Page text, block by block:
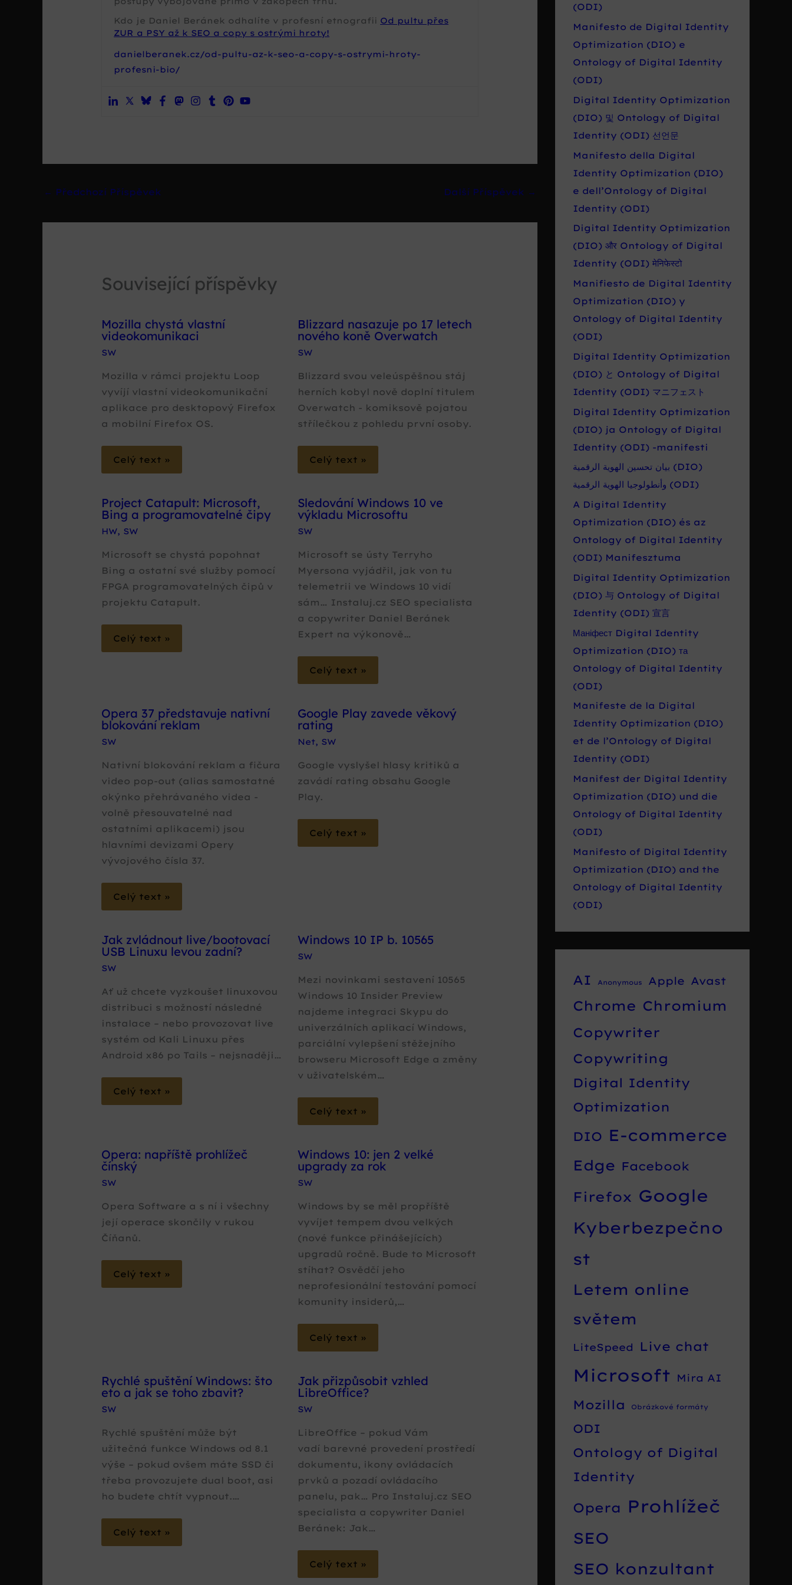
Kdo je Daniel Beránek odhalíte v profesní etnografii Od pultu přes
ZUR a PSY až k SEO a copy s ostrými hroty!
danielberanek.cz/od-pultu-az-k-seo-a-copy-s-ostrymi-hroty-
profesni-bio/
← Předchozí Příspěvek Další Příspěvek →
Související příspěvky
Mozilla chystá vlastní
videokomunikaci
SW
Mozilla v rámci projektu Loop
vyvíjí vlastní videokomunikační
aplikace pro desktopový Firefox
a mobilní Firefox OS.
Celý text »
Blizzard nasazuje po 17 letech
nového koně Overwatch
SW
Blizzard svou veleúspěšnou stáj
herních kobyl nově doplní titulem
Overwatch - komiksově pojatou
střílečkou z pohledu první osoby.
Celý text »
Project Catapult: Microsoft,
Bing a programovatelné čipy
HW, SW
Microsoft se chystá popohnat
Bing a ostatní své služby pomocí
FPGA programovatelných čipů v
projektu Catapult.
Celý text »
Sledování Windows 10 ve
výkladu Microsoftu
SW
Microsoft se ústy Terryho
Myersona vyjádřil, jak von tu
telemetrii ve Windows 10 vidí
sám… Instaluj.cz SEO specialista
a copywriter Daniel Beránek
Expert na výkonově…
Celý text »
Opera 37 představuje nativní
blokování reklam
SW
Nativní blokování reklam a fičura
video pop-out (alias samostatné
okýnko přehrávaného videa -
volně přesouvatelné nad
ostatními aplikacemi) jsou
hlavními devizami Opery
vývojového čísla 37.
Celý text »
Google Play zavede věkový
rating
Net, SW
Google vyslyšel hlasy kritiků a
zavádí rating obsahu Google
Play.
Celý text »
Jak zvládnout live/bootovací
USB Linuxu levou zadní?
SW
Ať už chcete vyzkoušet linuxovou
distribuci s možností následné
instalace – nebo provozovat live
systém od Kali Linuxu přes
Android x86 po Tails – nejsnaději…
Celý text »
Windows 10 IP b. 10565
SW
Mezi novinkami sestavení 10565
Windows 10 Insider Preview
najdeme integraci Skypu do
univerzálních aplikací Windows,
parciální vylepšení stěžejního
browseru Microsoft Edge a změny
v uživatelském…
Celý text »
Opera: napříště prohlížeč
čínský
SW
Opera Software a s ní i všechny
její operace skončily v rukou
Číňanů.
Celý text »
Windows 10: jen 2 velké
upgrady za rok
SW
Windows by se měl propříště
vyvíjet tempem dvou velkých
(nové funkce přinášejících)
upgradů ročně. Bude to Microsoft
stíhat? Osvědčí jeho
neprofesionální testování pomocí
komunity insiderů,…
Celý text »
Rychlé spuštění Windows: što
eto a jak se toho zbavit?
SW
Rychlé spuštění může být
užitečná funkce Windows od 8.1
výše – pokud ovšem máte SSD či
třeba provozujete dual boot, asi
ho budete chtít vypnout.…
Celý text »
Jak přizpůsobit vzhled
LibreOffice?
SW
LibreOffice – pokud Vám
vadí barevné provedení prostředí
dokumentu, ikony ovládacích
prvků a pozadí ovládacího
panelu, pak… Pro Instaluj.cz SEO
specialista a copywriter Daniel
Beránek: Jak…
Celý text »
(ODI)
Manifesto de Digital Identity
Optimization (DIO) e
Ontology of Digital Identity
(ODI)
Digital Identity Optimization
(DIO) 및 Ontology of Digital
Identity (ODI) 선언문
Manifesto della Digital
Identity Optimization (DIO)
e dell’Ontology of Digital
Identity (ODI)
Digital Identity Optimization
(DIO) और Ontology of Digital
Identity (ODI) मेनिफेस्टो
Manifiesto de Digital Identity
Optimization (DIO) y
Ontology of Digital Identity
(ODI)
Digital Identity Optimization
(DIO) と Ontology of Digital
Identity (ODI) マニフェスト
Digital Identity Optimization
(DIO) ja Ontology of Digital
Identity (ODI) -manifesti
بيان تحسين الهوية الرقمية (DIO)
وأنطولوجيا الهوية الرقمية (ODI)
A Digital Identity
Optimization (DIO) és az
Ontology of Digital Identity
(ODI) Manifesztuma
Digital Identity Optimization
(DIO) 与 Ontology of Digital
Identity (ODI) 宣言
Маніфест Digital Identity
Optimization (DIO) та
Ontology of Digital Identity
(ODI)
Manifeste de la Digital
Identity Optimization (DIO)
et de l’Ontology of Digital
Identity (ODI)
Manifest der Digital Identity
Optimization (DIO) und die
Ontology of Digital Identity
(ODI)
Manifesto of Digital Identity
Optimization (DIO) and the
Ontology of Digital Identity
(ODI)
AI Anonymous Apple Avast
Chrome Chromium
Copywriter
Copywriting
Digital Identity
Optimization
DIO E-commerce
Edge Facebook
Firefox Google
Kyberbezpečno
st
Letem online
světem
LiteSpeed Live chat
Microsoft Mira AI
Mozilla Obrázkové formáty
ODI
Ontology of Digital
Identity
Opera Prohlížeč
SEO
SEO konzultant